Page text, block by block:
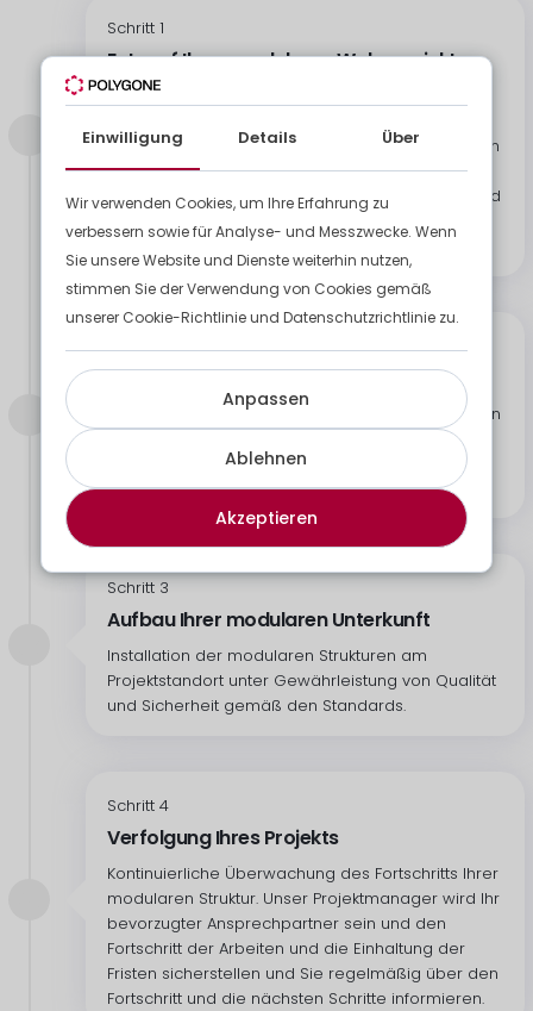
Schritt 1
Entwurf Ihres modularen Wohnprojekts
Erstellung des modularen Projekts nach Ihren
Besonderheiten Ihres Projekts berücksichtigen, um
Ihnen die richtige Lösung zu bieten. Wir werden
dann den Plan nach Ihren Wünschen erstellen und
dabei die technischen Beschränkungen und
Qualitätsstandards berücksichtigen.
Schritt 2
Lieferung Ihrer modularen Wohnung
Planung und Lieferung der modularen Konstruktion
an den Projektstandort unter Einhaltung der
vereinbarten Fristen und logistischen
Beschränkungen.
Schritt 3
Aufbau Ihrer modularen Unterkunft
Installation der modularen Strukturen am
Projektstandort unter Gewährleistung von Qualität
und Sicherheit gemäß den Standards.
Schritt 4
Verfolgung Ihres Projekts
Kontinuierliche Überwachung des Fortschritts Ihrer
modularen Struktur. Unser Projektmanager wird Ihr
bevorzugter Ansprechpartner sein und den
Fortschritt der Arbeiten und die Einhaltung der
Fristen sicherstellen und Sie regelmäßig über den
Fortschritt und die nächsten Schritte informieren.
Einwilligung Details Über
Wir verwenden Cookies, um Ihre Erfahrung zu
verbessern sowie für Analyse- und Messzwecke. Wenn
Sie unsere Website und Dienste weiterhin nutzen,
stimmen Sie der Verwendung von Cookies gemäß
unserer Cookie-Richtlinie und Datenschutzrichtlinie zu.
Akzeptieren
Ablehnen
Anpassen